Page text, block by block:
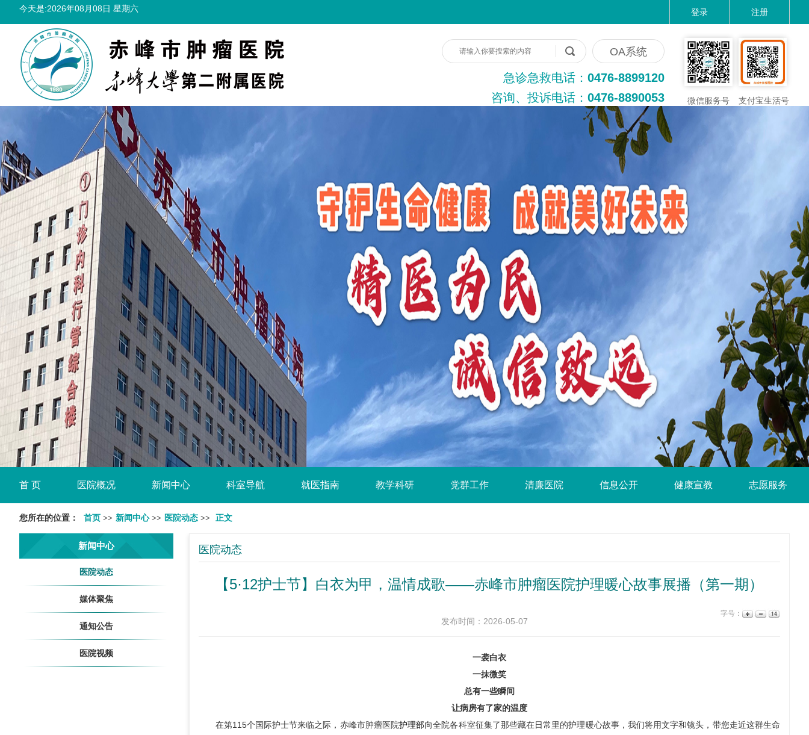
今天是:2026年08月08日 星期六 登录 注册
OA系统
急诊急救电话： 0476-8899120
咨询、投诉电话： 0476-8890053 微信服务号 支付宝生活号
首 页 医院概况 新闻中心 科室导航 就医指南 教学科研 党群工作 清廉医院 信息公开 健康宣教 志愿服务
您所在的位置： 首页 >> 新闻中心>> 医院动态 >> 正文
新闻中心
医院动态
媒体聚焦
通知公告
医院视频
医院动态
【5·12护士节】白衣为甲，温情成歌——赤峰市肿瘤医院护理暖心故事展播（第一期）
发布时间：2026-05-07
字号：
一袭白衣
一抹微笑
总有一些瞬间
让病房有了家的温度
在第115个国际护士节来临之际，赤峰市肿瘤医院护理部向全院各科室征集了那些藏在日常里的护理暖心故事，我们将用文字和镜头，带您走近这群生命